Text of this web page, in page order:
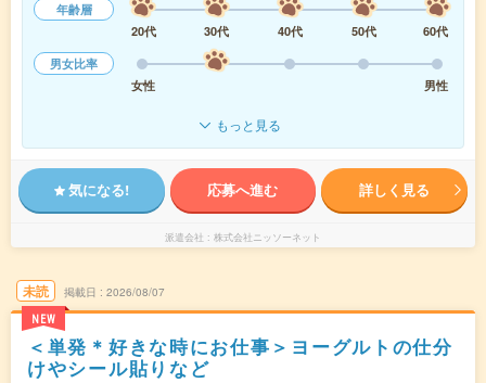
年齢層
20代
30代 40代 50代
60代
男女比率
女性
男性
もっと見る
気になる! 応募へ進む 詳しく見る
派遣会社 株式会社ニッソーネット
未読
NEW
掲載日 2026/08/07
＜単発＊好きな時にお仕事＞ヨーグルトの仕分
けやシール貼りなど